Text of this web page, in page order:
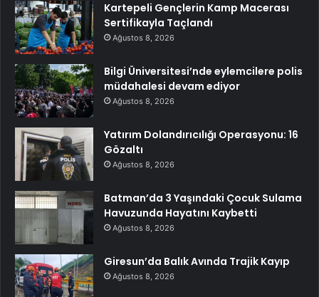
Kartepeli Gençlerin Kamp Macerası
Sertifikayla Taçlandı
Ağustos 8, 2026
Bilgi Üniversitesi’nde eylemcilere polis
müdahalesi devam ediyor
Ağustos 8, 2026
Yatırım Dolandırıcılığı Operasyonu: 16
Gözaltı
Ağustos 8, 2026
Batman’da 3 Yaşındaki Çocuk Sulama
Havuzunda Hayatını Kaybetti
Ağustos 8, 2026
Giresun’da Balık Avında Trajik Kayıp
Ağustos 8, 2026